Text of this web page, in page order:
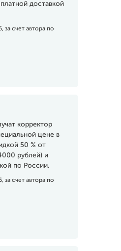
доставкой
за счет автора по
корректор
цене в
50 % от
рублей) и
по России.
за счет автора по